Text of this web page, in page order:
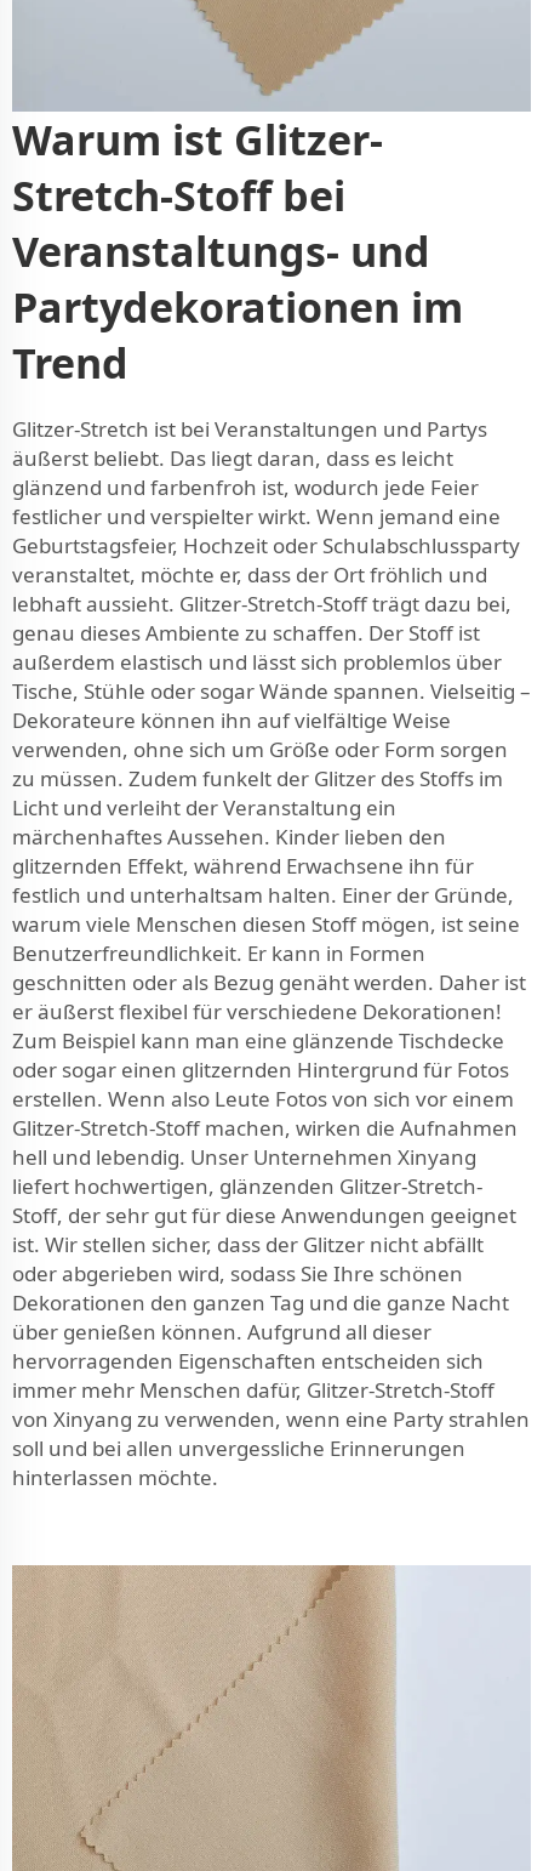
Warum ist Glitzer-
Stretch-Stoff bei
Veranstaltungs- und
Partydekorationen im
Trend
Glitzer-Stretch ist bei Veranstaltungen und Partys
äußerst beliebt. Das liegt daran, dass es leicht
glänzend und farbenfroh ist, wodurch jede Feier
festlicher und verspielter wirkt. Wenn jemand eine
Geburtstagsfeier, Hochzeit oder Schulabschlussparty
veranstaltet, möchte er, dass der Ort fröhlich und
lebhaft aussieht. Glitzer-Stretch-Stoff trägt dazu bei,
genau dieses Ambiente zu schaffen. Der Stoff ist
außerdem elastisch und lässt sich problemlos über
Tische, Stühle oder sogar Wände spannen. Vielseitig –
Dekorateure können ihn auf vielfältige Weise
verwenden, ohne sich um Größe oder Form sorgen
zu müssen. Zudem funkelt der Glitzer des Stoffs im
Licht und verleiht der Veranstaltung ein
märchenhaftes Aussehen. Kinder lieben den
glitzernden Effekt, während Erwachsene ihn für
festlich und unterhaltsam halten. Einer der Gründe,
warum viele Menschen diesen Stoff mögen, ist seine
Benutzerfreundlichkeit. Er kann in Formen
geschnitten oder als Bezug genäht werden. Daher ist
er äußerst flexibel für verschiedene Dekorationen!
Zum Beispiel kann man eine glänzende Tischdecke
oder sogar einen glitzernden Hintergrund für Fotos
erstellen. Wenn also Leute Fotos von sich vor einem
Glitzer-Stretch-Stoff machen, wirken die Aufnahmen
hell und lebendig. Unser Unternehmen Xinyang
liefert hochwertigen, glänzenden Glitzer-Stretch-
Stoff, der sehr gut für diese Anwendungen geeignet
ist. Wir stellen sicher, dass der Glitzer nicht abfällt
oder abgerieben wird, sodass Sie Ihre schönen
Dekorationen den ganzen Tag und die ganze Nacht
über genießen können. Aufgrund all dieser
hervorragenden Eigenschaften entscheiden sich
immer mehr Menschen dafür, Glitzer-Stretch-Stoff
von Xinyang zu verwenden, wenn eine Party strahlen
soll und bei allen unvergessliche Erinnerungen
hinterlassen möchte.